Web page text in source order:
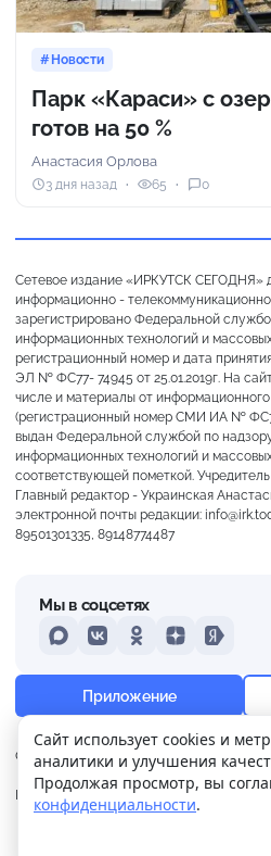
+19°
3 м/с 758
Новости
Парк «Караси» с
готов на 50 %
Анастасия Орлова
3 дня назад 65 0
Сетевое издание «ИРКУТСК СЕГОДНЯ»
информационно -
зарегистрировано Федеральной
информационных технологий и
регистрационный номер и дата
ЭЛ № ФС77- 74945 от 25.01.2019г. На
числе и материалы от
(регистрационный номер СМИ ИА №
выдан Федеральной службой по
информационных технологий и
соответствующей пометкой.
Главный редактор - Украинская
электронной почты редакции:
89501301335, 89148774487
О нас Контакты
Реклама
Политика
Мы в соцсетях
MAXVKontakteOdnoklassniki
DzenYandex
Приложение
Сайт использует cookies и
аналитики и улучшения
Продолжая просмотр, вы
конфиденциальности.